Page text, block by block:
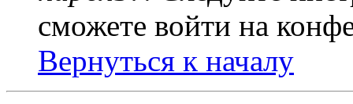
сможете войти на
Вернуться к началу